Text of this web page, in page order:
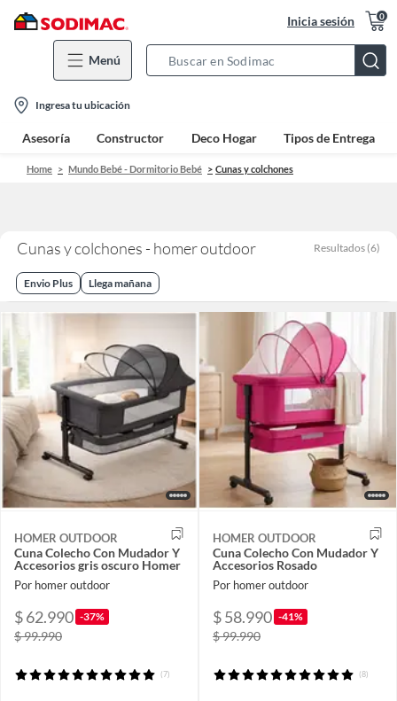
Inicia sesión 0
Menú
Bar
location-
icon
Ingresa tu ubicación
Asesoría Constructor Deco Hogar Tipos de Entrega
Home Mundo Bebé - Dormitorio Bebé Cunas y colchones
Cunas y colchones - homer outdoor Resultados (6)
Envio Plus Llega mañana
HOMER OUTDOOR
Cuna Colecho Con Mudador Y
Accesorios gris oscuro Homer
Por homer outdoor
$ 62.990 -37%
$ 99.990
(7)
HOMER OUTDOOR
Cuna Colecho Con Mudador Y
Accesorios Rosado
Por homer outdoor
$ 58.990 -41%
$ 99.990
(8)